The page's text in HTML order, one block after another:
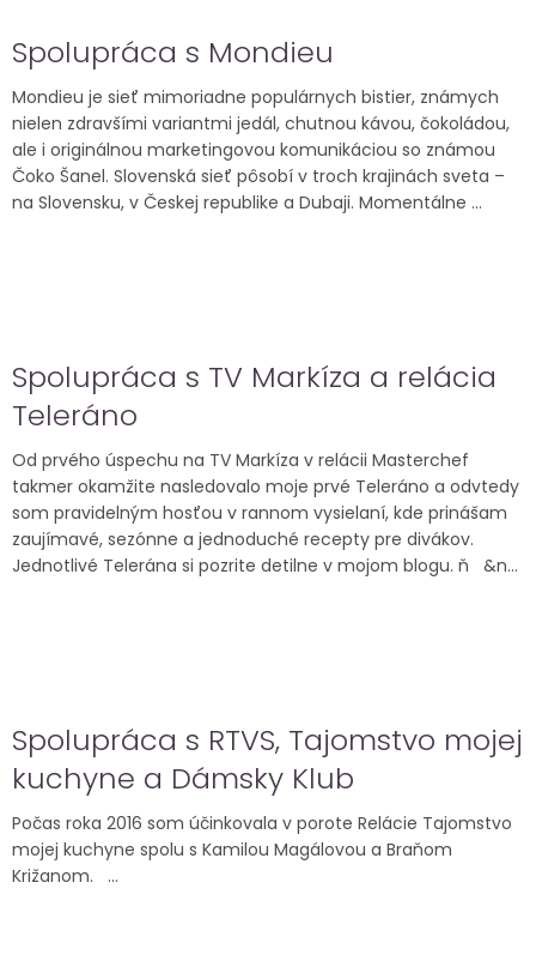
Spolupráca s Mondieu
Mondieu je sieť mimoriadne populárnych bistier, známych
nielen zdravšími variantmi jedál, chutnou kávou, čokoládou,
ale i originálnou marketingovou komunikáciou so známou
Čoko Šanel. Slovenská sieť pôsobí v troch krajinách sveta –
na Slovensku, v Českej republike a Dubaji. Momentálne ...
Spolupráca s TV Markíza a relácia
Teleráno
Od prvého úspechu na TV Markíza v relácii Masterchef
takmer okamžite nasledovalo moje prvé Teleráno a odvtedy
som pravidelným hosťou v rannom vysielaní, kde prinášam
zaujímavé, sezónne a jednoduché recepty pre divákov.
Jednotlivé Telerána si pozrite detilne v mojom blogu. ň &n...
Spolupráca s RTVS, Tajomstvo mojej
kuchyne a Dámsky Klub
Počas roka 2016 som účinkovala v porote Relácie Tajomstvo
mojej kuchyne spolu s Kamilou Magálovou a Braňom
Križanom. ...